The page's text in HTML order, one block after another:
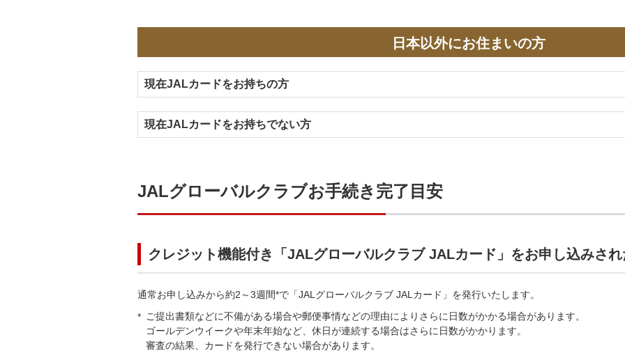
日本以外にお住まいの方
現在JALカードをお持ちの方
現在JALカードをお持ちでない方
JALグローバルクラブお手続き完了目安
クレジット機能付き「JALグローバルクラブ JALカード」をお申し込みさ
通常お申し込みから約2 ～3週間*で「JALグローバルクラブ JALカード」を発行いたします。
ご提出書類などに不備がある場合や郵便事情などの理由によりさらに日数がかかる場合があります。
ゴールデンウイークや年末年始など、休日が連続する場合はさらに日数がかかります。
審査の結果、カードを発行できない場合があります。